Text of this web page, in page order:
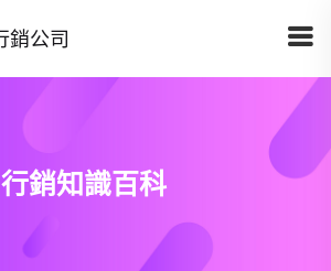
行銷知識百科